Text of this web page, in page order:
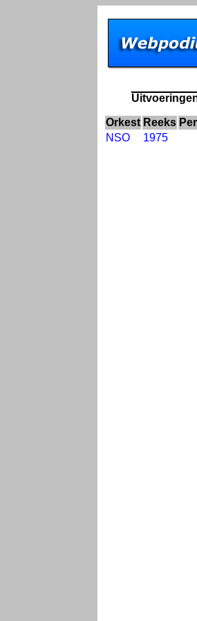
Orkest Reeks
NSO
1975